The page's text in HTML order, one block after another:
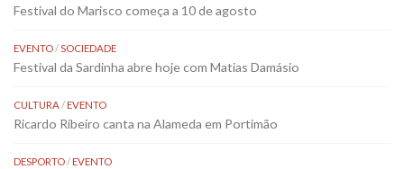
Festival do Marisco começa a 10 de agosto
EVENTO/SOCIEDADE
Festival da Sardinha abre hoje com Matias Damásio
CULTURA/EVENTO
Ricardo Ribeiro canta na Alameda em Portimão
DESPORTO/EVENTO